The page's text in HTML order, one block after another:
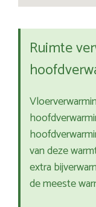
Ruimte
van deze
extra
de meeste